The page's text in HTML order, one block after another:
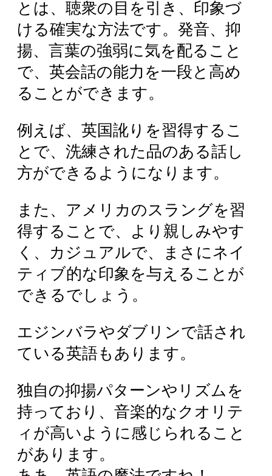
とは、聴衆の目を引き、印象づ
ける確実な方法です。発音、抑
揚、言葉の強弱に気を配ること
で、英会話の能力を一段と高め
ることができます。
例えば、英国訛りを習得するこ
とで、洗練された品のある話し
方ができるようになります。
また、アメリカのスラングを習
得することで、より親しみやす
く、カジュアルで、まさにネイ
ティブ的な印象を与えることが
できるでしょう。
エジンバラやダブリンで話され
ている英語もあります。
独自の抑揚パターンやリズムを
持っており、音楽的なクオリテ
ィが高いように感じられること
があります。